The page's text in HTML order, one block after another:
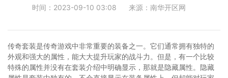
时间：2023-09-10 03:08 来源：南华开区网
传奇套装是传奇游戏中非常重要的装备之一。它们通常拥有独特的
外观和强大的属性，能大大提升玩家的战斗力。但是，有一个比较
特殊的属性并没有在套装介绍中明确显示，那就是隐藏属性。隐藏